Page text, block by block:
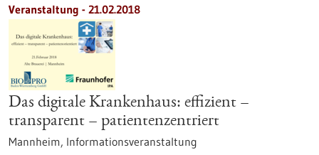
Veranstaltung - 21.02.2018
Das digitale Krankenhaus: effizient –
transparent – patientenzentriert
Mannheim, Informationsveranstaltung